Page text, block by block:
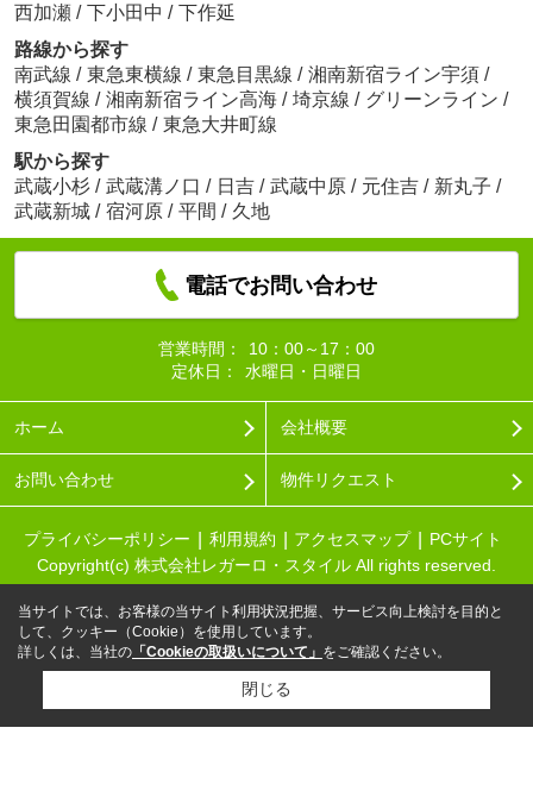
西加瀬 / 下小田中 / 下作延
路線から探す
南武線 / 東急東横線 / 東急目黒線 / 湘南新宿ライン宇須 /
横須賀線 / 湘南新宿ライン高海 / 埼京線 / グリーンライン /
東急田園都市線 / 東急大井町線
駅から探す
武蔵小杉 / 武蔵溝ノ口 / 日吉 / 武蔵中原 / 元住吉 / 新丸子 /
武蔵新城 / 宿河原 / 平間 / 久地
電話でお問い合わせ
営業時間：
10：00～17：00
定休日：
水曜日・日曜日
ホーム 会社概要
お問い合わせ 物件リクエスト
プライバシーポリシー 利用規約 アクセスマップ
PCサイト
Copyright(c) 株式会社レガーロ・スタイル All rights reserved.
当サイトでは、お客様の当サイト利用状況把握、サービス向上検討を目的と
して、クッキー（Cookie）を使用しています。
詳しくは、当社の 「Cookieの取扱いについて」 をご確認ください。
閉じる